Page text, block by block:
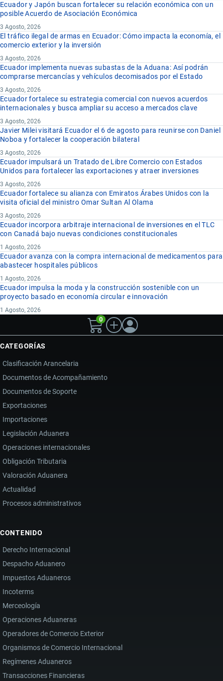
Ecuador y Japón buscan fortalecer su relación económica con un
posible Acuerdo de Asociación Económica
3 Agosto, 2026
El tráfico ilegal de armas en Ecuador: Cómo impacta la economía, el
comercio exterior y la inversión
3 Agosto, 2026
Ecuador implementa nuevas subastas de la Aduana: Así podrán
comprarse mercancías y vehículos decomisados por el Estado
3 Agosto, 2026
Ecuador fortalece su estrategia comercial con nuevos acuerdos
internacionales y busca ampliar su acceso a mercados clave
3 Agosto, 2026
Javier Milei visitará Ecuador el 6 de agosto para reunirse con Daniel
Noboa y fortalecer la cooperación bilateral
3 Agosto, 2026
Ecuador impulsará un Tratado de Libre Comercio con Estados
Unidos para fortalecer las exportaciones y atraer inversiones
3 Agosto, 2026
Ecuador fortalece su alianza con Emiratos Árabes Unidos con la
visita oficial del ministro Omar Sultan Al Olama
3 Agosto, 2026
Ecuador incorpora arbitraje internacional de inversiones en el TLC
con Canadá bajo nuevas condiciones constitucionales
1 Agosto, 2026
Ecuador avanza con la compra internacional de medicamentos para
abastecer hospitales públicos
1 Agosto, 2026
Ecuador impulsa la moda y la construcción sostenible con un
proyecto basado en economía circular e innovación
1 Agosto, 2026
0
CATEGORÍAS
Clasificación Arancelaria
Documentos de Acompañamiento
Documentos de Soporte
Exportaciones
Importaciones
Legislación Aduanera
Operaciones internacionales
Obligación Tributaria
Valoración Aduanera
Actualidad
Procesos administrativos
CONTENIDO
Derecho Internacional
Despacho Aduanero
Impuestos Aduaneros
Incoterms
Merceología
Operaciones Aduaneras
Operadores de Comercio Exterior
Organismos de Comercio Internacional
Regímenes Aduaneros
Transacciones Financieras